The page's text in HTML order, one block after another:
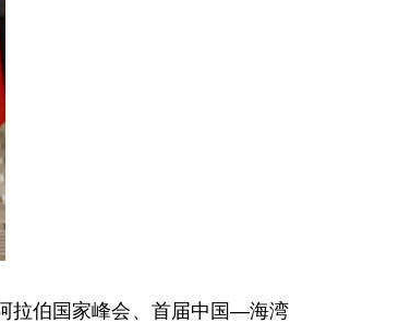
拉伯国家峰会、首届中国—海湾